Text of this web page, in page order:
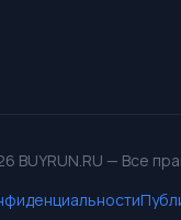
BUYRUN.RU — Все